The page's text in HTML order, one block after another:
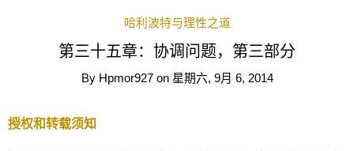
哈利波特与理性之道
第三十五章：协调问题，第三部分
By Hpmor927 on 星期六, 9月 6, 2014
授权和转载须知